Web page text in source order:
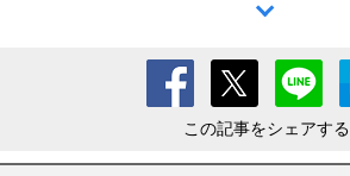
この記事をシェアする